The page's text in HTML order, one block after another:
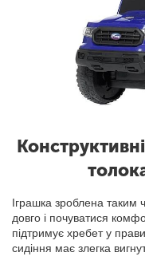
Іграшка зроблена
довго і почуватися
підтримує хребет у
сидіння має злегка